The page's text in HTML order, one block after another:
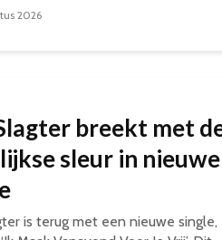
2026
breekt met
sleur in nieuwe
is terug met een nieuwe single,